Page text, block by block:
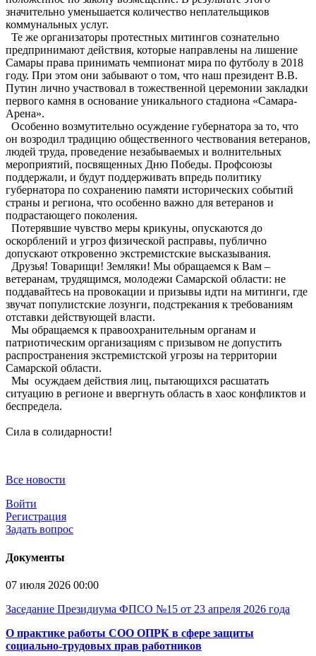
значительно уменьшается количество неплательщиков
коммунальных услуг.
Те же организаторы протестных митингов сознательно
предпринимают действия, которые направлены на лишение
Самары права принимать чемпионат мира по футболу в 2018
году. При этом они забывают о том, что наш президент В.В.
Путин лично участвовал в тожественной церемонии закладки
первого камня в основание уникального стадиона «Самара-
Арена».
Особенно возмутительно осуждение губернатора за то, что
он возродил традицию общественного чествования ветеранов,
людей труда, проведение незабываемых и волнительных
мероприятий, посвященных Дню Победы. Профсоюзы
поддержали, и будут поддерживать впредь политику
губернатора по сохранению памяти исторических событий
страны и региона, что особенно важно для ветеранов и
подрастающего поколения.
Потерявшие чувство меры крикуны, опускаются до
оскорблений и угроз физической расправы, публично
допускают откровенно экстремистские высказывания.
Друзья! Товарищи! Земляки! Мы обращаемся к Вам –
ветеранам, трудящимся, молодежи Самарской области: не
поддавайтесь на провокации и призывы идти на митинги, где
звучат популистские лозунги, подстрекания к требованиям
отставки действующей власти.
Мы обращаемся к правоохранительным органам и
патриотическим организациям с призывом не допустить
распространения экстремистской угрозы на территории
Самарской области.
Мы осуждаем действия лиц, пытающихся расшатать
ситуацию в регионе и ввергнуть область в хаос конфликтов и
беспредела.
Сила в солидарности!
Все новости
Войти
Регистрация
Задать вопрос
Документы
07 июля 2026 00:00
Заседание Президиума ФПСО №15 от 23 апреля 2026 года
О практике работы СОО ОПРК в сфере защиты
социально-трудовых прав работников